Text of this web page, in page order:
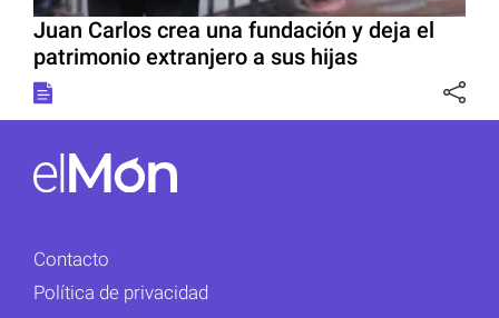
Juan Carlos crea una fundación y deja el
patrimonio extranjero a sus hijas
Contacto
Política de privacidad